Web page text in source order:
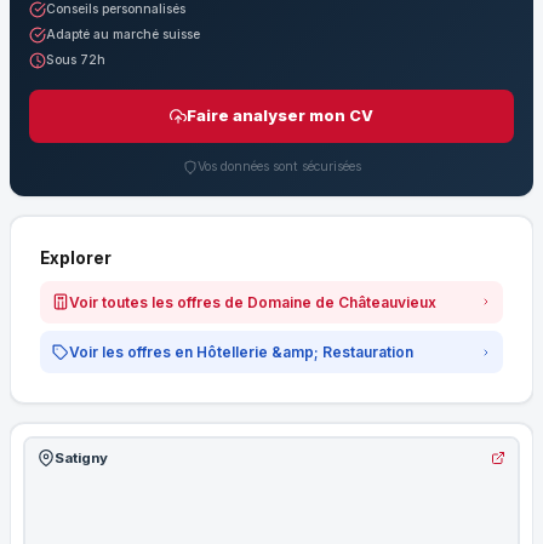
Conseils personnalisés
Adapté au marché suisse
Sous 72h
Faire analyser mon CV
Vos données sont sécurisées
Explorer
Voir toutes les offres de Domaine de Châteauvieux
Voir les offres en Hôtellerie &amp; Restauration
Satigny